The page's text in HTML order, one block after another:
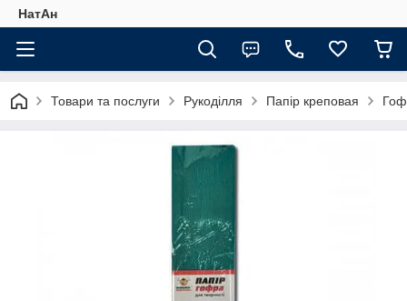
НатАн
Товари та послуги Рукоділля Папір креповая